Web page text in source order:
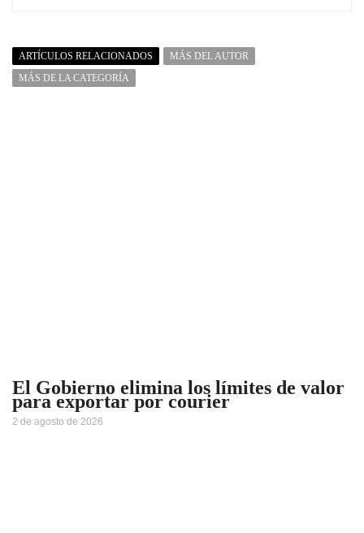
ARTÍCULOS RELACIONADOS
MÁS DEL AUTOR
MÁS DE LA CATEGORÍA
El Gobierno elimina los límites de valor
para exportar por courier
2 de agosto de 2026